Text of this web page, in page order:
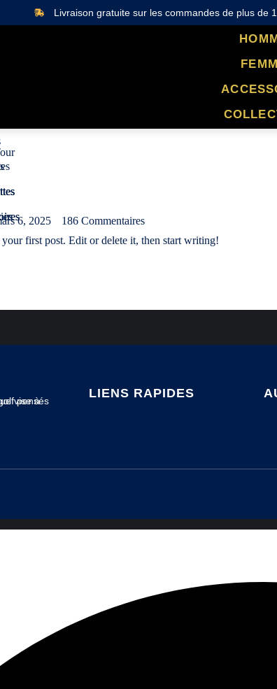
Livraison gratuite sur les commandes de plus de
6, 2025
186 Commentaires
first post. Edit or delete it, then start writing!
LIENS RAPIDES